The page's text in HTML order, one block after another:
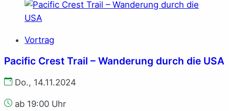
Vortrag
Pacific Crest Trail – Wanderung durch die USA
Do., 14.11.2024
ab 19:00 Uhr